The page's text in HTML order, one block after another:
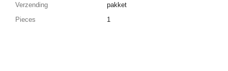
Verzending
pakket
Pieces
1